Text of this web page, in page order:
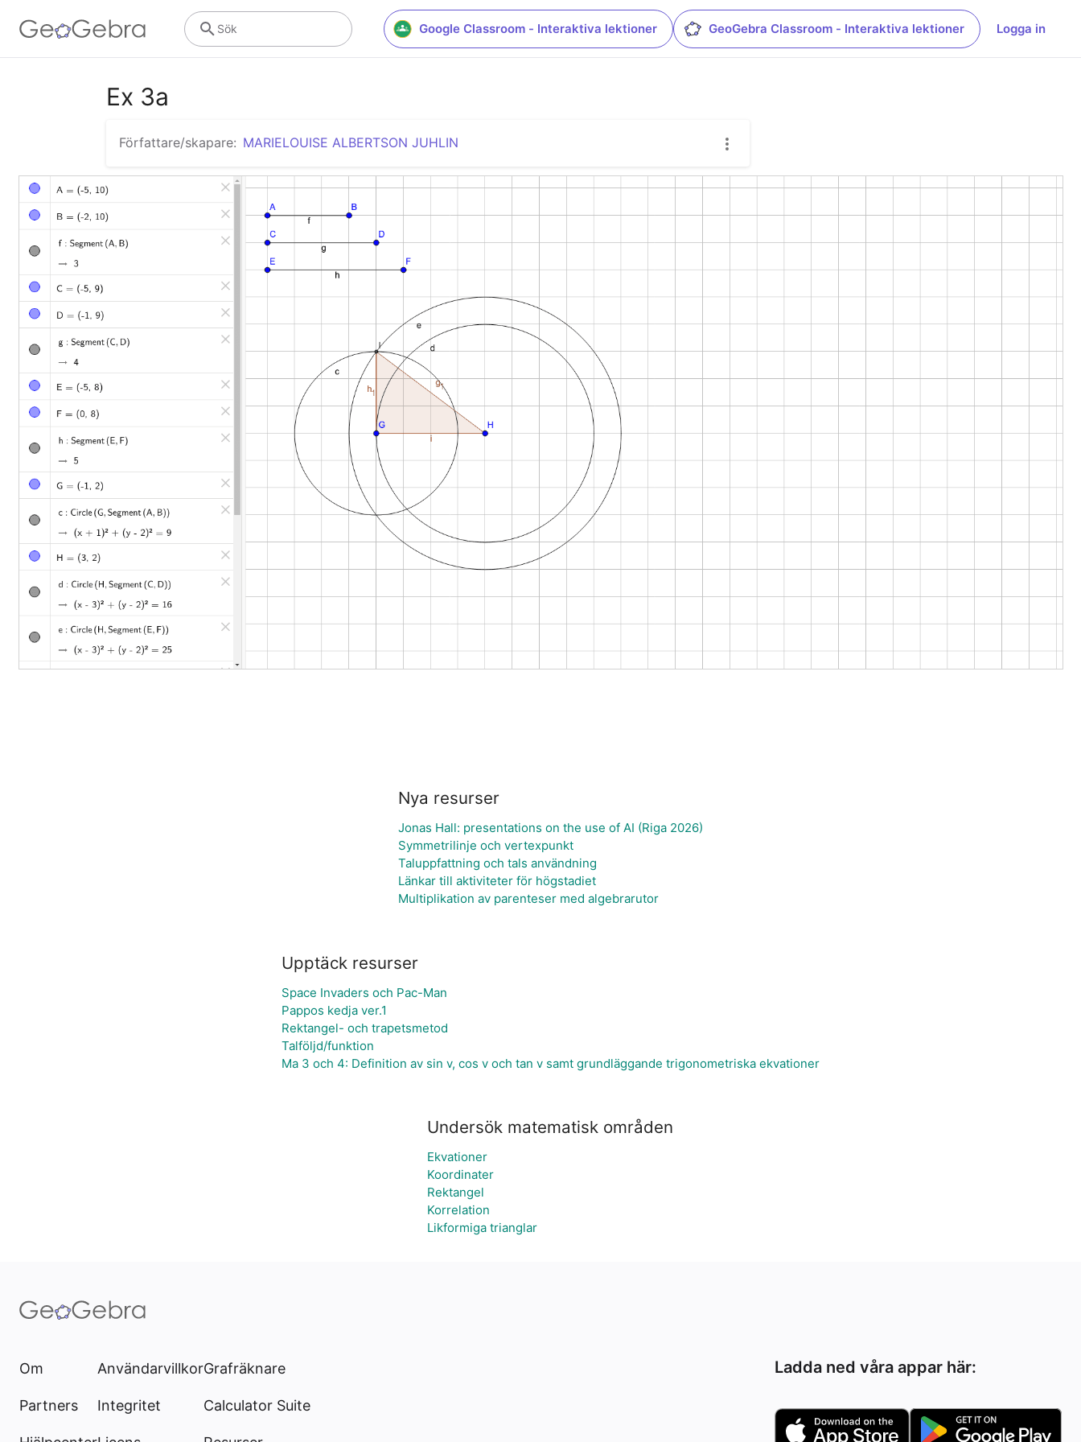
Google Classroom - Interaktiva lektioner GeoGebra Classroom - Interaktiva lektioner Logga in
Sök
Ex 3a
Författare/skapare: MARIELOUISE ALBERTSON JUHLIN
Nya resurser
Jonas Hall: presentations on the use of AI (Riga 2026)
Symmetrilinje och vertexpunkt
Taluppfattning och tals användning
Länkar till aktiviteter för högstadiet
Multiplikation av parenteser med algebrarutor
Upptäck resurser
Space Invaders och Pac-Man
Pappos kedja ver.1
Rektangel- och trapetsmetod
Talföljd/funktion
Ma 3 och 4: Definition av sin v, cos v och tan v samt grundläggande trigonometriska ekvationer
Undersök matematisk områden
Ekvationer
Koordinater
Rektangel
Korrelation
Likformiga trianglar
Om
Partners
Användarvillkor
Integritet
Grafräknare
Calculator Suite
Ladda ned våra appar här: